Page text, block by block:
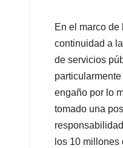
En el marco
continuidad a
de servicios
engaño por lo
tomado una
los 10